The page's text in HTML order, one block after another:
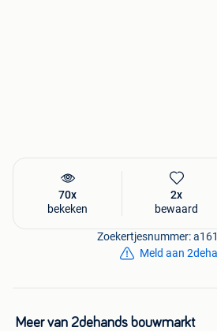
70x
bekeken
2x
bewaard
Zoekertjesnummer:
Meld aan
Meer van 2dehands bouwmarkt